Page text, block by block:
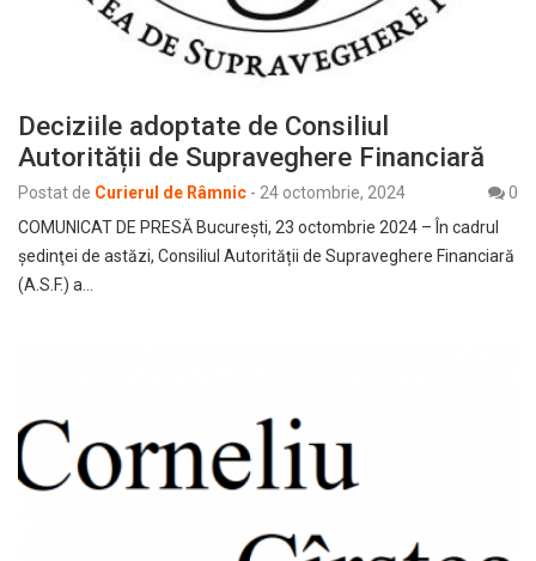
Deciziile adoptate de Consiliul
Autorității de Supraveghere Financiară
Postat de Curierul de Râmnic - 24 octombrie, 2024
0
COMUNICAT DE PRESĂ Bucureşti, 23 octombrie 2024 – În cadrul
ședinţei de astăzi, Consiliul Autorității de Supraveghere Financiară
(A.S.F.) a…